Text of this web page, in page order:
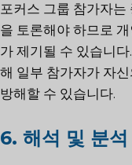
포커스 그룹 참가자는
을 토론해야 하므로
가 제기될 수 있습니
해 일부 참가자가 자
방해할 수 있습니다.
6. 해석 및 분석